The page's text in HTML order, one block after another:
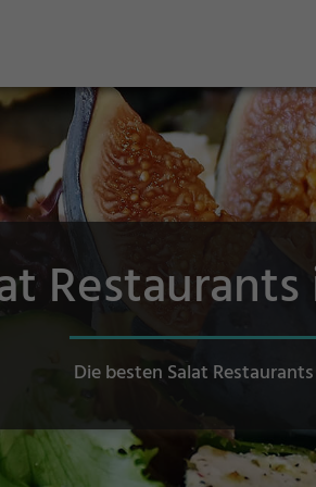
Die besten Salat